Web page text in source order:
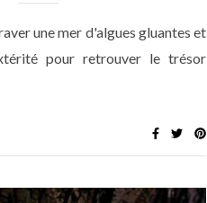
une mer d'algues gluantes et
pour retrouver le trésor